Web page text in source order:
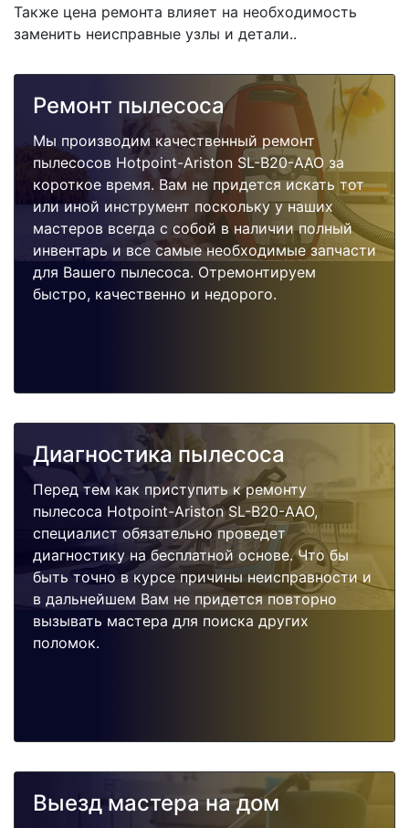
Также цена ремонта влияет на необходимость
заменить неисправные узлы и детали..
Ремонт пылесоса
Мы производим качественный ремонт
пылесосов Hotpoint-Ariston SL-B20-AAO за
короткое время. Вам не придется искать тот
или иной инструмент поскольку у наших
мастеров всегда с собой в наличии полный
инвентарь и все самые необходимые запчасти
для Вашего пылесоса. Отремонтируем
быстро, качественно и недорого.
Диагностика пылесоса
Перед тем как приступить к ремонту
пылесоса Hotpoint-Ariston SL-B20-AAO,
специалист обязательно проведет
диагностику на бесплатной основе. Что бы
быть точно в курсе причины неисправности и
в дальнейшем Вам не придется повторно
вызывать мастера для поиска других
поломок.
Выезд мастера на дом